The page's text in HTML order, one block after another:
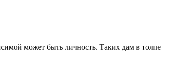
может быть личность. Таких дам в толпе